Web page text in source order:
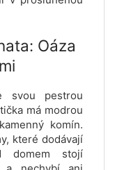
Oáza
svou pestrou
má modrou
komín.
které dodávají
domem stojí